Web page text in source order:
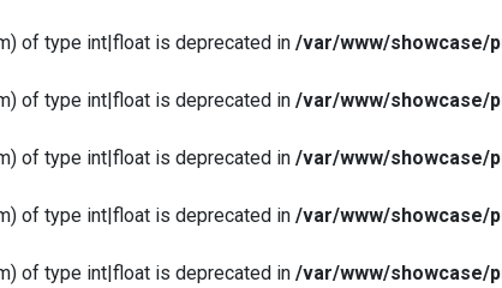
of type int|float is deprecated in /var/www/showcase/
of type int|float is deprecated in /var/www/showcase/
of type int|float is deprecated in /var/www/showcase/
of type int|float is deprecated in /var/www/showcase/
of type int|float is deprecated in /var/www/showcase/